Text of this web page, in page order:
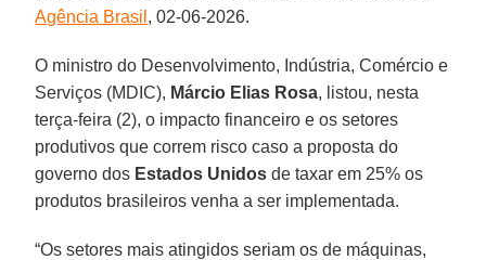
Agência Brasil , 02-06-2026.
O ministro do Desenvolvimento, Indústria, Comércio e
Serviços (MDIC), Márcio Elias Rosa, listou, nesta
terça-feira (2), o impacto financeiro e os setores
produtivos que correm risco caso a proposta do
governo dos Estados Unidos de taxar em 25% os
produtos brasileiros venha a ser implementada.
“Os setores mais atingidos seriam os de máquinas,